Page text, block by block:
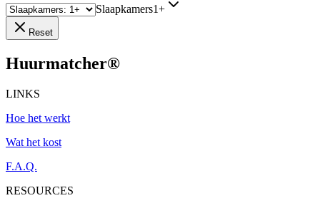
Slaapkamers1+
Reset
Huurmatcher®
LINKS
Hoe het werkt
Wat het kost
F.A.Q.
RESOURCES